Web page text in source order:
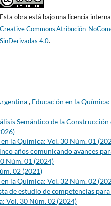
Esta obra está bajo una licencia
Creative Commons Atribución-
SinDerivadas 4.0.
, Educación en la Química:
Semántico de la Construcción
la Química: Vol. 30 Núm. 01
años comunicando avances
Núm. 01 (2024)
02 (2021)
la Química: Vol. 32 Núm. 02
de estudio de competencias para
Vol. 30 Núm. 02 (2024)